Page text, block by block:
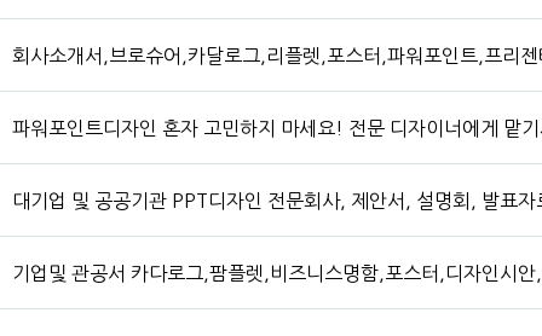
회사소개서,브로슈어,카달로그,리플렛,포스터,파워포인트,프리
파워포인트디자인 혼자 고민하지 마세요! 전문 디자이너에게 맡
대기업 및 공공기관 PPT디자인 전문회사, 제안서, 설명회, 발표자
기업및 관공서 카다로그,팜플렛,비즈니스명함,포스터,디자인시안